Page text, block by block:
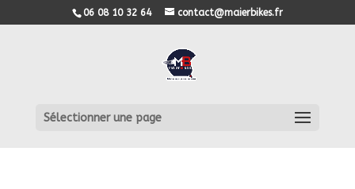
06 08 10 32 64 contact@maierbikes.fr
Sélectionner une page